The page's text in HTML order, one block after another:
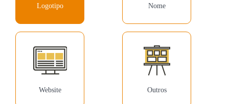
Logotipo Nome
Website Outros